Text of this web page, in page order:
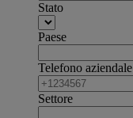
Stato
Paese
Telefono aziendale
Settore